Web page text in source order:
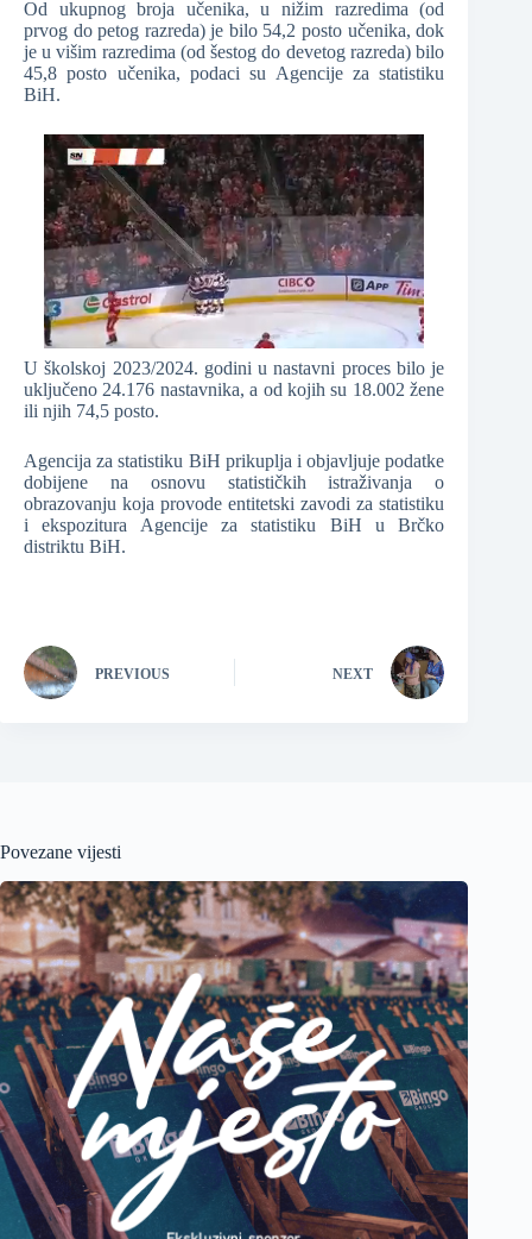
Od ukupnog broja učenika, u nižim razredima (od
prvog do petog razreda) je bilo 54,2 posto učenika, dok
je u višim razredima (od šestog do devetog razreda) bilo
45,8 posto učenika, podaci su Agencije za statistiku
BiH.
U školskoj 2023/2024. godini u nastavni proces bilo je
uključeno 24.176 nastavnika, a od kojih su 18.002 žene
ili njih 74,5 posto.
Agencija za statistiku BiH prikuplja i objavljuje podatke
dobijene na osnovu statističkih istraživanja o
obrazovanju koja provode entitetski zavodi za statistiku
i ekspozitura Agencije za statistiku BiH u Brčko
distriktu BiH.
PREVIOUS NEXT
Povezane vijesti